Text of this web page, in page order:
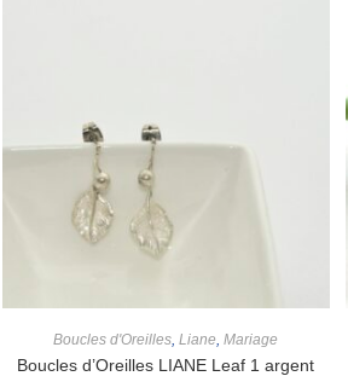
Boucles d'Oreilles,Liane,Mariage
Boucles d’Oreilles LIANE Leaf 1 argent